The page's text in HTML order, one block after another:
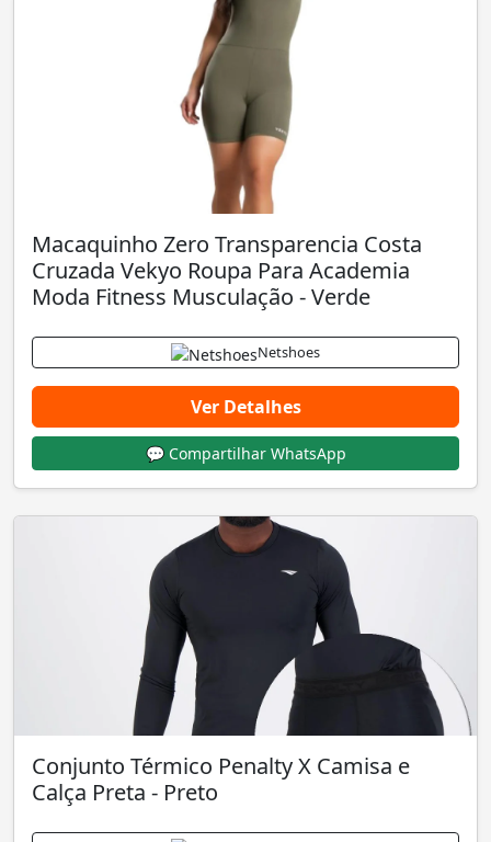
Macaquinho Zero Transparencia Costa
Cruzada Vekyo Roupa Para Academia
Moda Fitness Musculação - Verde
Netshoes
Ver Detalhes
💬 Compartilhar WhatsApp
Conjunto Térmico Penalty X Camisa e
Calça Preta - Preto